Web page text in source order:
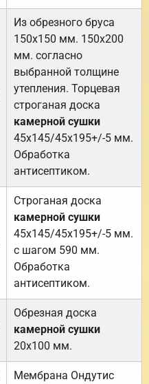
Из обрезного бруса
150х150 мм. 150х200
мм. согласно
выбранной толщине
утепления. Торцевая
строганая доска
камерной сушки
45х145/45х195+/-5 мм.
Обработка
антисептиком.
Строганая доска
камерной сушки
45х145/45х195+/-5 мм.
с шагом 590 мм.
Обработка
антисептиком.
Обрезная доска
камерной сушки
20х100 мм.
Мембрана Ондутис